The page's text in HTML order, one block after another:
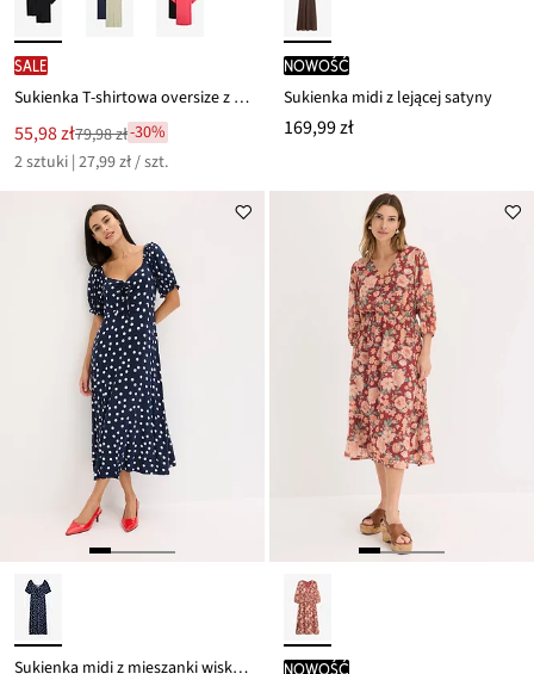
SALE
Sukienka T-shirtowa oversize z czystej bawełny (2 szt.)
Nowa
cena
to
55,98 zł
Przeceniono
z
ceny
79,98 zł-30%
2 sztuki | 27,99 zł / szt.
nowość
Sukienka midi z lejącej satyny
169,99 zł
Sukienka midi z mieszanki wiskozy nowość